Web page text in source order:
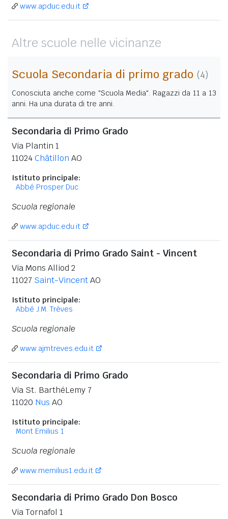
www.apduc.edu.it
Altre scuole nelle vicinanze
Scuola Secondaria di primo grado (4)
Conosciuta anche come "Scuola Media". Ragazzi da 11 a 13
anni. Ha una durata di tre anni.
Secondaria di Primo Grado
Via Plantin 1
11024Châtillon AO
Istituto principale:
Abbé Prosper Duc
Scuola regionale
www.apduc.edu.it
Secondaria di Primo Grado Saint - Vincent
Via Mons Alliod 2
11027 Saint-VincentAO
Istituto principale:
Abbé J.M. Trèves
Scuola regionale
www.ajmtreves.edu.it
Secondaria di Primo Grado
Via St. BarthéLemy 7
11020 Nus AO
Istituto principale:
Mont Emilius 1
Scuola regionale
www.memilius1.edu.it
Secondaria di Primo Grado Don Bosco
Via Tornafol 1